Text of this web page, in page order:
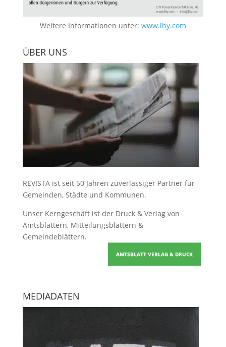
Weitere Informationen unter: www.lhy.com
ÜBER UNS
REVISTA ist seit 50 Jahren zuverlässiger Partner für
Gemeinden, Städte und Kommunen.
Unser Kerngeschäft ist der Druck & Verlag von
Amtsblättern, Mitteilungsblättern &
Gemeindeblättern.
AMTSBLATT VERLAG & DRUCK
MEDIADATEN